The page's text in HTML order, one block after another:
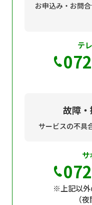
お申込み・お問
テ
故障
サービスの不具
サ
※上記以
（